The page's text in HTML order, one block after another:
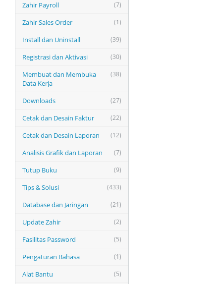
(7)
Zahir Payroll
(1)
Zahir Sales Order
(39)
Install dan Uninstall
(30)
Registrasi dan Aktivasi
(38)
Membuat dan Membuka
Data Kerja
(27)
Downloads
(22)
Cetak dan Desain Faktur
(12)
Cetak dan Desain Laporan
(7)
Analisis Grafik dan Laporan
(9)
Tutup Buku
(433)
Tips & Solusi
(21)
Database dan Jaringan
(2)
Update Zahir
(5)
Fasilitas Password
(1)
Pengaturan Bahasa
(5)
Alat Bantu